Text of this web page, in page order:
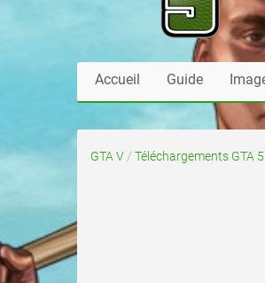
Accueil Guide
GTA V / Téléchargements GTA 5